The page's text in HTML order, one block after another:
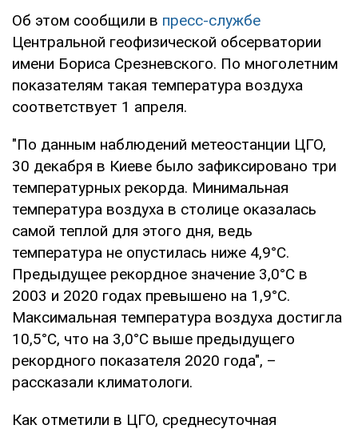
Об этом сообщили в пресс-службе
Центральной геофизической обсерватории
имени Бориса Срезневского. По многолетним
показателям такая температура воздуха
соответствует 1 апреля.
"По данным наблюдений метеостанции ЦГО,
30 декабря в Киеве было зафиксировано три
температурных рекорда. Минимальная
температура воздуха в столице оказалась
самой теплой для этого дня, ведь
температура не опустилась ниже 4,9°С.
Предыдущее рекордное значение 3,0°С в
2003 и 2020 годах превышено на 1,9°С.
Максимальная температура воздуха достигла
10,5°С, что на 3,0°С выше предыдущего
рекордного показателя 2020 года", –
рассказали климатологи.
Как отметили в ЦГО, среднесуточная